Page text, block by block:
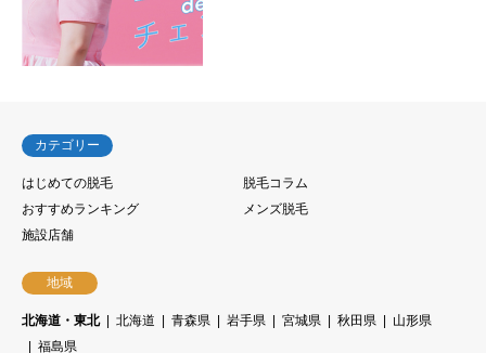
カテゴリー
はじめての脱毛
脱毛コラム
おすすめランキング
メンズ脱毛
施設店舗
地域
北海道・東北 北海道 青森県 岩手県 宮城県 秋田県
山形県
福島県